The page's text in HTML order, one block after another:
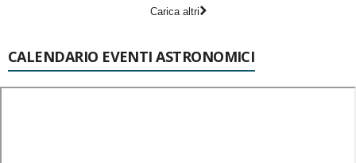
Carica altri
CALENDARIO EVENTI ASTRONOMICI